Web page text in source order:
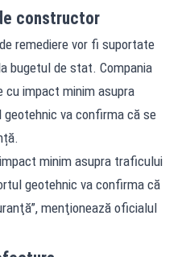
constructor
remediere vor fi suportate
bugetul de stat. Compania
cu impact minim asupra
va confirma că se
minim asupra traficului
geotehnic va confirma că
menţionează oficialul